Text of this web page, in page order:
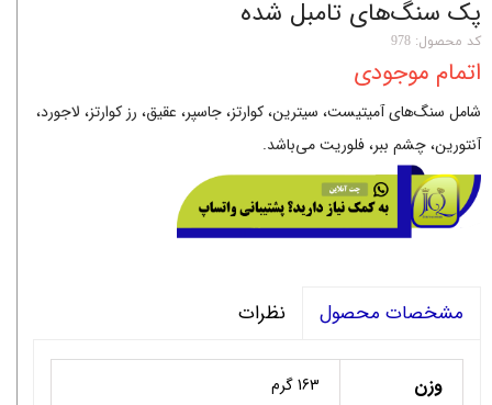
پک سنگ‌های تامبل شده
کد محصول: 978
اتمام موجودی
شامل سنگ‌های آمیتیست، سیترین، کوارتز، جاسپر، عقیق، رز کوارتز، لاجورد،
آنتورین، چشم ببر، فلوریت می‌باشد.
مشخصات محصول نظرات
وزن 163 گرم